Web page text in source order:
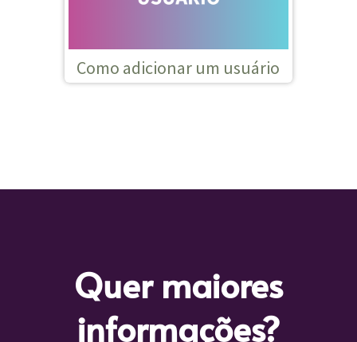
Como adicionar um usuário
Quer maiores
informações?